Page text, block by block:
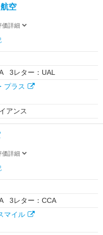
空
価詳細
3レター：UAL
プラス
アンス
価詳細
3レター：CCA
マイル